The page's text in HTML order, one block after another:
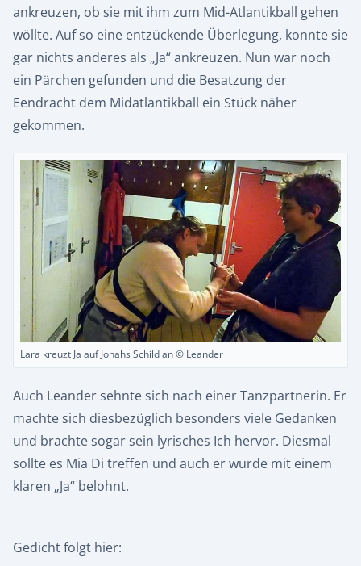
ankreuzen, ob sie mit ihm zum Mid-Atlantikball gehen
wöllte. Auf so eine entzückende Überlegung, konnte sie
gar nichts anderes als „Ja“ ankreuzen. Nun war noch
ein Pärchen gefunden und die Besatzung der
Eendracht dem Midatlantikball ein Stück näher
gekommen.
Lara kreuzt Ja auf Jonahs Schild an © Leander
Auch Leander sehnte sich nach einer Tanzpartnerin. Er
machte sich diesbezüglich besonders viele Gedanken
und brachte sogar sein lyrisches Ich hervor. Diesmal
sollte es Mia Di treffen und auch er wurde mit einem
klaren „Ja“ belohnt.
Gedicht folgt hier: